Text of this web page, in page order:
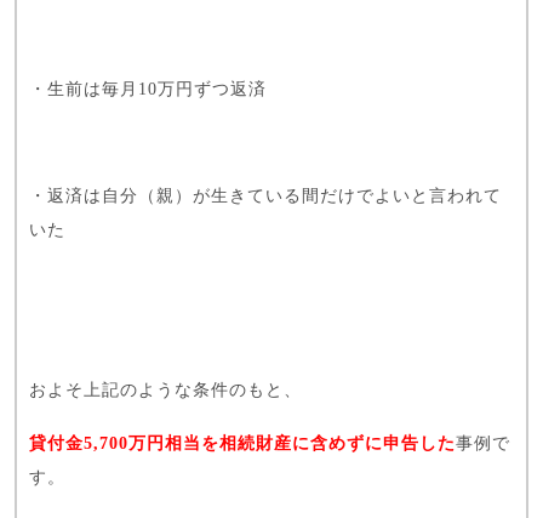
・生前は毎月10万円ずつ返済
・返済は自分（親）が生きている間だけでよいと言われて
いた
およそ上記のような条件のもと、
貸付金5,700万円相当を相続財産に含めずに申告した事例で
す。